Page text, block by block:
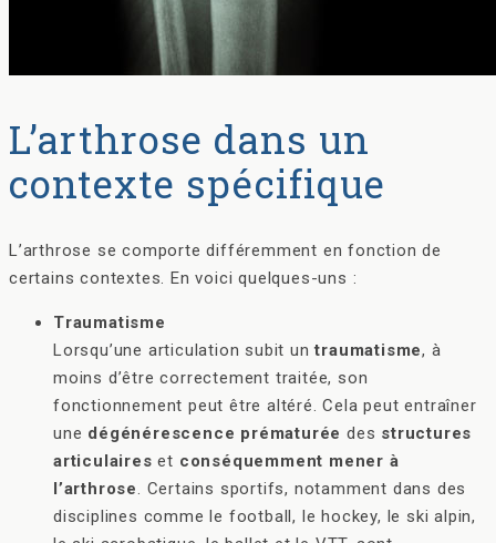
L’arthrose dans un
contexte spécifique
L’arthrose se comporte différemment en fonction de
certains contextes. En voici quelques-uns :
Traumatisme
Lorsqu’une articulation subit untraumatisme, à
moins d’être correctement traitée, son
fonctionnement peut être altéré. Cela peut entraîner
une dégénérescence prématurée des structures
articulaires et conséquemment mener à
l’arthrose
. Certains sportifs, notamment dans des
disciplines comme le football, le hockey, le ski alpin,